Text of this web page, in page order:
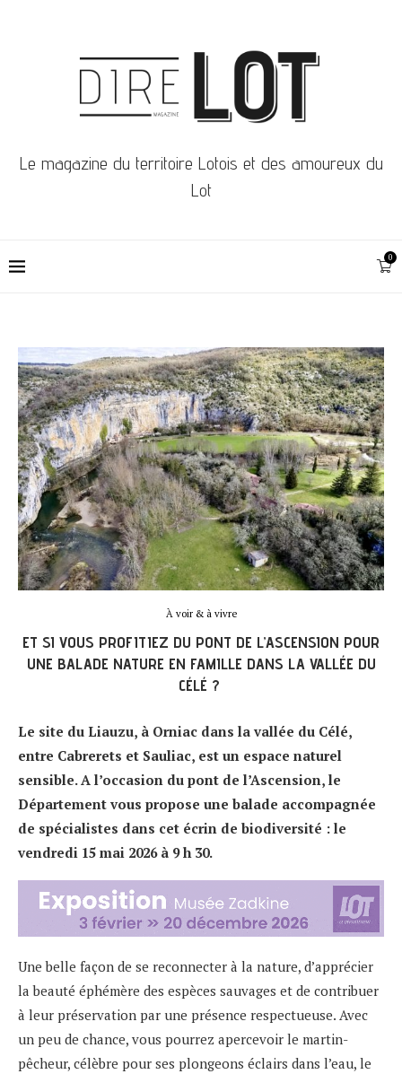
Le magazine du territoire Lotois et des amoureux du
Lot
0
À voir & à vivre
ET SI VOUS PROFITIEZ DU PONT DE L’ASCENSION POUR
UNE BALADE NATURE EN FAMILLE DANS LA VALLÉE DU
CÉLÉ ?
Le site du Liauzu, à Orniac dans la vallée du Célé,
entre Cabrerets et Sauliac, est un espace naturel
sensible. A l’occasion du pont de l’Ascension, le
Département vous propose une balade accompagnée
de spécialistes dans cet écrin de biodiversité : le
vendredi 15 mai 2026 à 9 h 30.
Une belle façon de se reconnecter à la nature, d’apprécier
la beauté éphémère des espèces sauvages et de contribuer
à leur préservation par une présence respectueuse. Avec
un peu de chance, vous pourrez apercevoir le martin-
pêcheur, célèbre pour ses plongeons éclairs dans l’eau, le